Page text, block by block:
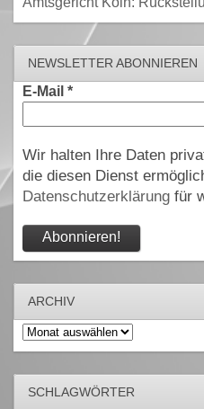
NEWSLETTER ABONNIEREN
E-Mail *
Wir halten Ihre Daten
die diesen Dienst
Datenschutzerklärungfür
ARCHIV
Archiv
SCHLAGWÖRTER